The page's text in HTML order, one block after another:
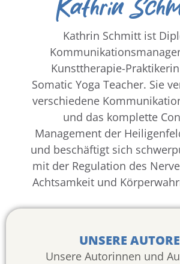
Kathrin
Kathrin Schmitt ist
Kunsttherapie-
Somatic Yoga Teacher. Sie
verschiedene
und das komplette
Management der
und beschäftigt sich
mit der Regulation des
Achtsamkeit und
UNSERE
Unsere Autorinnen und